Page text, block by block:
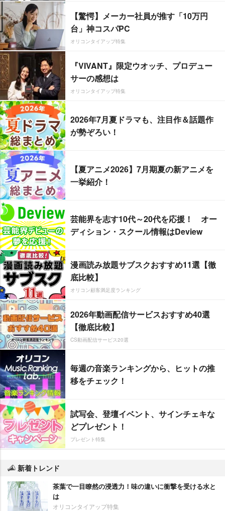
【驚愕】メーカー社員が推す「10万円
台」神コスパPC
オリコンタイアップ特集
『VIVANT』限定ウオッチ、プロデュー
サーの感想は
オリコンタイアップ特集
2026年7月夏ドラマも、注目作＆話題作
が勢ぞろい！
【夏アニメ2026】7月期夏の新アニメを
一挙紹介！
芸能界を志す10代～20代を応援！ オー
ディション・スクール情報はDeview
漫画読み放題サブスクおすすめ11選【徹
底比較】
オリコン顧客満足度ランキング
2026年動画配信サービスおすすめ40選
【徹底比較】
CS動画配信サービス20選
毎週の音楽ランキングから、ヒットの推
移をチェック！
試写会、登壇イベント、サインチェキな
どプレゼント！
プレゼント特集
新着トレンド
茶葉で一目瞭然の浸透力！味の違いに衝撃を受ける水と
は
オリコンタイアップ特集